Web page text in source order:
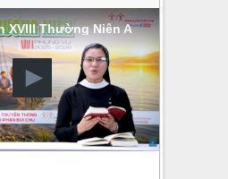
XVIII Thường Niên A